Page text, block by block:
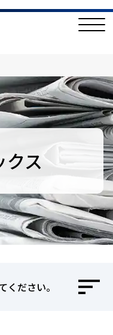
T
o
N
a
v
i
g
a
t
クス
ださい。